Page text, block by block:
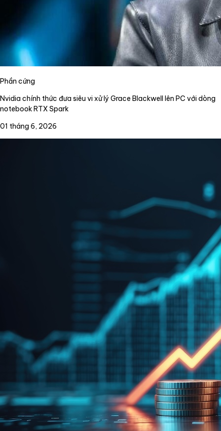
Phần cứng
Nvidia chính thức đưa siêu vi xử lý Grace Blackwell lên PC với dòng
notebook RTX Spark
01 tháng 6, 2026